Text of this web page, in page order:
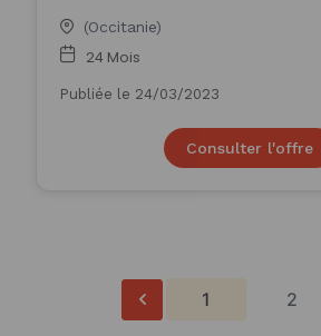
(Occitanie)
24 Mois
Publiée le 24/03/2023
Consulter l'offre
1 2